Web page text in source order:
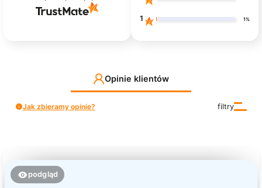
1 1%
Opinie klientów
filtry
Jak zbieramy opinie?
podgląd